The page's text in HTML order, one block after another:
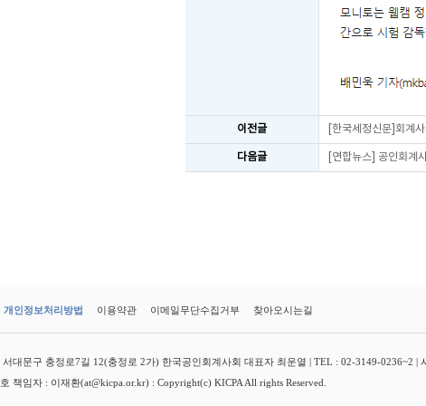
이전글 [한국세정신문]회계
다음글 [연합뉴스] 공인회계
개인정보처리방법 이용약관 이메일무단수집거부 찾아오시는길
서대문구 충정로7길 12(충정로 2가) 한국공인회계사회 대표자 최운열 | TEL : 02-3149-0236~2 |
책임자 : 이재환(at@kicpa.or.kr) : Copyright(c) KICPA All rights Reserved.